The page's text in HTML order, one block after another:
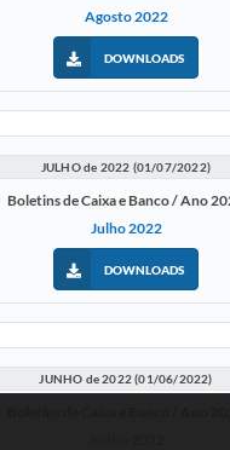
Agosto 2022
DOWNLOADS
JULHO de 2022 (01/07/2022)
Boletins de Caixa e Banco / Ano
Julho 2022
DOWNLOADS
JUNHO de 2022 (01/06/2022)